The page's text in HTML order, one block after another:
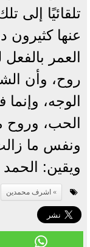
تلقائيًا إلى
عنها
العمر
روح، وأن
الوجه،
الحب، وروح
ونفس ما
ويقين:
اشرف محمدين